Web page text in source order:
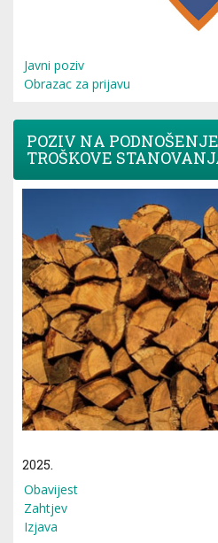
Javni poziv
Obrazac za prijavu
POZIV NA
TROŠKOVE
2025.
Obavijest
Zahtjev
Izjava